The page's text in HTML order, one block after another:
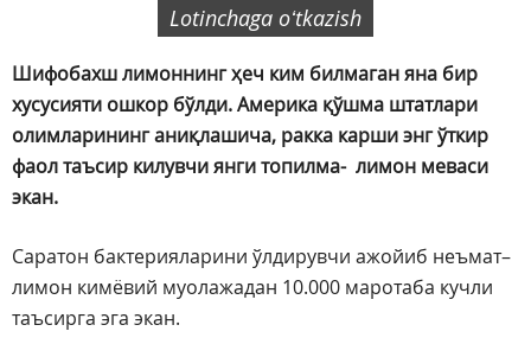
Lotinchaga oʻtkazish
Шифобахш лимоннинг ҳеч ким билмаган яна бир
хусусияти ошкор бўлди. Америка қўшма штатлари
олимларининг аниқлашича, ракка карши энг ўткир
фаол таъсир килувчи янги топилма- лимон меваси
экан.
Саратон бактерияларини ўлдирувчи ажойиб неъмат–
лимон кимёвий муолажадан 10.000 маротаба кучли
таъсирга эга экан.